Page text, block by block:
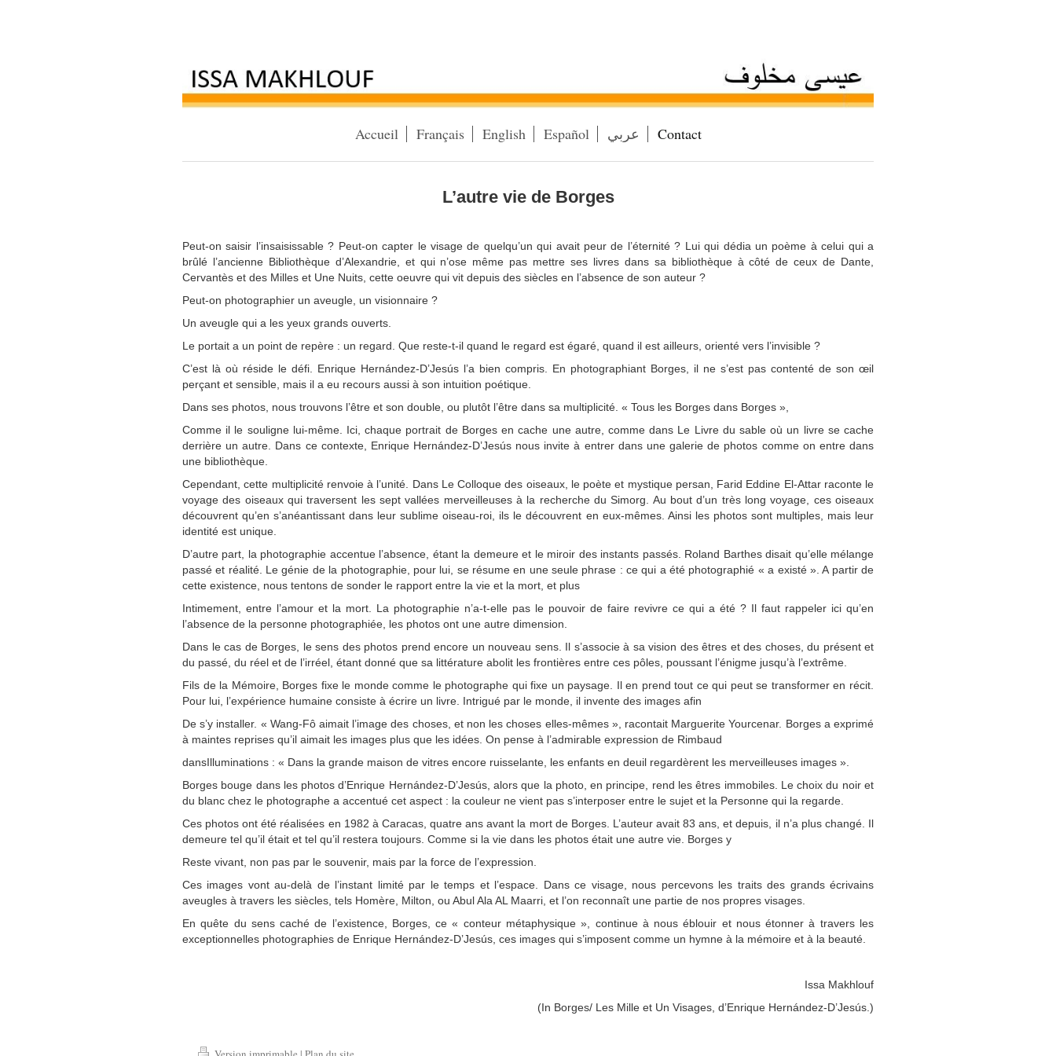
Accueil Français English Español عربي Contact
L’autre vie de Borges
Peut-on saisir l’insaisissable ? Peut-on capter le visage de quelqu’un qui avait peur de l’éternité ? Lui qui dédia un poème à celui qui a
brûlé l’ancienne Bibliothèque d’Alexandrie, et qui n’ose même pas mettre ses livres dans sa bibliothèque à côté de ceux de Dante,
Cervantès et des Milles et Une Nuits, cette oeuvre qui vit depuis des siècles en l’absence de son auteur ?
Peut-on photographier un aveugle, un visionnaire ?
Un aveugle qui a les yeux grands ouverts.
Le portait a un point de repère : un regard. Que reste-t-il quand le regard est égaré, quand il est ailleurs, orienté vers l’invisible ?
C’est là où réside le défi. Enrique Hernández-D’Jesús l’a bien compris. En photographiant Borges, il ne s’est pas contenté de son œil
perçant et sensible, mais il a eu recours aussi à son intuition poétique.
Dans ses photos, nous trouvons l’être et son double, ou plutôt l’être dans sa multiplicité. « Tous les Borges dans Borges »,
Comme il le souligne lui-même. Ici, chaque portrait de Borges en cache une autre, comme dans Le Livre du sable où un livre se cache
derrière un autre. Dans ce contexte, Enrique Hernández-D’Jesús nous invite à entrer dans une galerie de photos comme on entre dans
une bibliothèque.
Cependant, cette multiplicité renvoie à l’unité. Dans Le Colloque des oiseaux, le poète et mystique persan, Farid Eddine El-Attar raconte le
voyage des oiseaux qui traversent les sept vallées merveilleuses à la recherche du Simorg. Au bout d’un très long voyage, ces oiseaux
découvrent qu’en s’anéantissant dans leur sublime oiseau-roi, ils le découvrent en eux-mêmes. Ainsi les photos sont multiples, mais leur
identité est unique.
D’autre part, la photographie accentue l’absence, étant la demeure et le miroir des instants passés. Roland Barthes disait qu’elle mélange
passé et réalité. Le génie de la photographie, pour lui, se résume en une seule phrase : ce qui a été photographié « a existé ». A partir de
cette existence, nous tentons de sonder le rapport entre la vie et la mort, et plus
Intimement, entre l’amour et la mort. La photographie n’a-t-elle pas le pouvoir de faire revivre ce qui a été ? Il faut rappeler ici qu’en
l’absence de la personne photographiée, les photos ont une autre dimension.
Dans le cas de Borges, le sens des photos prend encore un nouveau sens. Il s’associe à sa vision des êtres et des choses, du présent et
du passé, du réel et de l’irréel, étant donné que sa littérature abolit les frontières entre ces pôles, poussant l’énigme jusqu’à l’extrême.
Fils de la Mémoire, Borges fixe le monde comme le photographe qui fixe un paysage. Il en prend tout ce qui peut se transformer en récit.
Pour lui, l’expérience humaine consiste à écrire un livre. Intrigué par le monde, il invente des images afin
De s’y installer. « Wang-Fô aimait l’image des choses, et non les choses elles-mêmes », racontait Marguerite Yourcenar. Borges a exprimé
à maintes reprises qu’il aimait les images plus que les idées. On pense à l’admirable expression de Rimbaud
dansIlluminations : « Dans la grande maison de vitres encore ruisselante, les enfants en deuil regardèrent les merveilleuses images ».
Borges bouge dans les photos d’Enrique Hernández-D’Jesús, alors que la photo, en principe, rend les êtres immobiles. Le choix du noir et
du blanc chez le photographe a accentué cet aspect : la couleur ne vient pas s’interposer entre le sujet et la Personne qui la regarde.
Ces photos ont été réalisées en 1982 à Caracas, quatre ans avant la mort de Borges. L’auteur avait 83 ans, et depuis, il n’a plus changé. Il
demeure tel qu’il était et tel qu’il restera toujours. Comme si la vie dans les photos était une autre vie. Borges y
Reste vivant, non pas par le souvenir, mais par la force de l’expression.
Ces images vont au-delà de l’instant limité par le temps et l’espace. Dans ce visage, nous percevons les traits des grands écrivains
aveugles à travers les siècles, tels Homère, Milton, ou Abul Ala AL Maarri, et l’on reconnaît une partie de nos propres visages.
En quête du sens caché de l’existence, Borges, ce « conteur métaphysique », continue à nous éblouir et nous étonner à travers les
exceptionnelles photographies de Enrique Hernández-D’Jesús, ces images qui s’imposent comme un hymne à la mémoire et à la beauté.
Issa Makhlouf
(In Borges/ Les Mille et Un Visages, d’Enrique Hernández-D’Jesús.)